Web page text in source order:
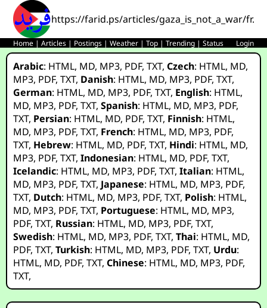
https://farid.ps/articles/gaza_is_not_a_war/
Home |Articles | Postings |Weather |Top |Trending |Status Login
Arabic: HTML, MD, MP3, PDF,TXT,Czech: HTML, MD,
MP3, PDF,TXT, Danish: HTML, MD, MP3, PDF,TXT,
German: HTML, MD, MP3, PDF,TXT, English: HTML,
MD, MP3, PDF,TXT,Spanish: HTML, MD, MP3, PDF,
TXT, Persian: HTML, MD, PDF,TXT, Finnish: HTML,
MD, MP3, PDF,TXT, French: HTML, MD, MP3, PDF,
TXT, Hebrew: HTML, MD, PDF,TXT, Hindi: HTML, MD,
MP3, PDF,TXT,Indonesian: HTML, MD, PDF,TXT,
Icelandic: HTML, MD, MP3, PDF,TXT,Italian: HTML,
MD, MP3, PDF,TXT, Japanese: HTML, MD, MP3, PDF,
TXT, Dutch: HTML, MD, MP3, PDF,TXT, Polish: HTML,
MD, MP3, PDF,TXT, Portuguese: HTML, MD, MP3,
PDF,TXT, Russian: HTML, MD, MP3, PDF,TXT,
Swedish: HTML, MD, MP3, PDF,TXT,Thai: HTML, MD,
PDF,TXT,Turkish: HTML, MD, MP3, PDF,TXT, Urdu:
HTML, MD, PDF,TXT,Chinese: HTML, MD, MP3, PDF,
TXT,